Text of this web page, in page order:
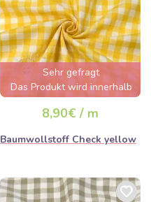
Sehr gefragt
Das Produkt wird innerhalb
von wenigen Stunden
ausverkauft sein
8,90€ / m
Baumwollstoff Check yellow